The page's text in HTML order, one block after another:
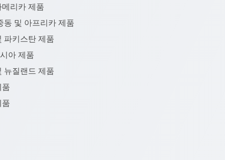
리카 제품
동 및 아프리카 제품
파키스탄 제품
아 제품
뉴질랜드 제품